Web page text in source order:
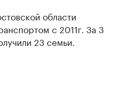
области
с 2011г. За 3
23 семьи.